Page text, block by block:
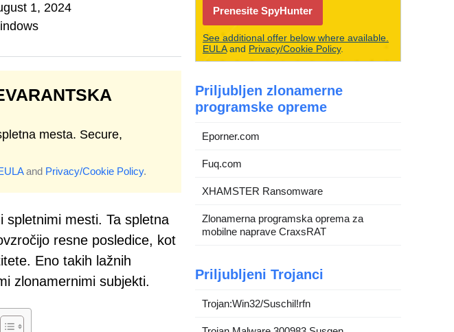
1, 2024
mesta. Secure,
and Privacy/Cookie Policy.
spletnimi mesti. Ta spletna
resne posledice, kot
Eno takih lažnih
zlonamernimi subjekti.
Prenesite SpyHunter
See additional offer below where available.
EULAand Privacy/Cookie Policy.
Priljubljen zlonamerne
programske opreme
Eporner.com
Fuq.com
XHAMSTER Ransomware
Zlonamerna programska oprema za
mobilne naprave CraxsRAT
Priljubljeni Trojanci
Trojan:Win32/Suschil!rfn